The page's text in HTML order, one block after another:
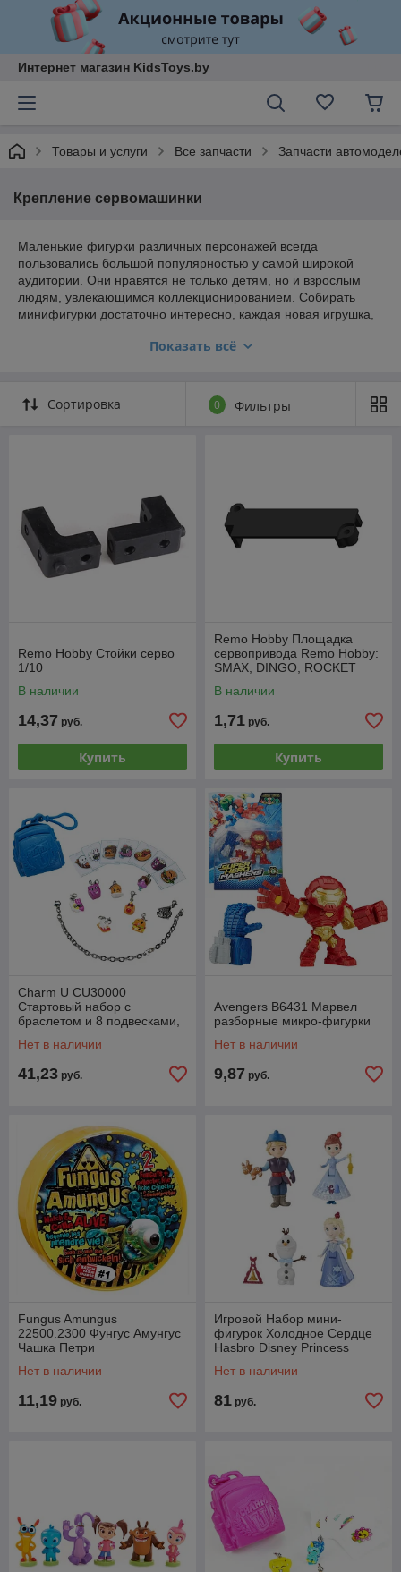
Интернет магазин KidsToys.by
Товары и услуги Все запчасти Запчасти
Крепление сервомашинки
Маленькие фигурки различных персонажей всегда
пользовались большой популярностью у самой широкой
аудитории. Они нравятся не только детям, но и взрослым
людям, увлекающимся коллекционированием. Собирать
минифигурки достаточно интересно, каждая новая игрушка,
эстетическое удовольствие и чувство глубокого
Показать всё
Сортировка 0 Фильтры
Remo Hobby Стойки серво
1/10
В наличии
14,37 руб.
Купить
Remo Hobby Площадка
сервопривода Remo Hobby:
SMAX, DINGO, ROCKET
В наличии
1,71 руб.
Купить
Charm U CU30000
Стартовый набор с
браслетом и 8 подвесками,
Нет в наличии
41,23 руб.
Avengers B6431 Марвел
разборные микро-фигурки
Нет в наличии
9,87 руб.
Fungus Amungus
22500.2300 Фунгус Амунгус
Чашка Петри
Нет в наличии
11,19 руб.
Игровой Набор мини-
фигурок Холодное Сердце
Hasbro Disney Princess
Нет в наличии
81 руб.